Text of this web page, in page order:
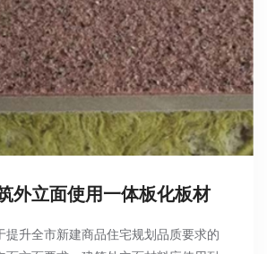
外立面使用一体板化板材
提升全市新建商品住宅规划品质要求的